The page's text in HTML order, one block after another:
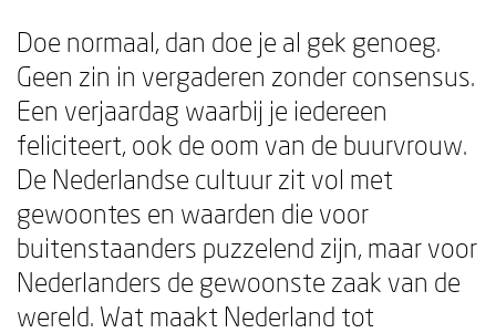
Doe normaal, dan doe je al gek genoeg.
Geen zin in vergaderen zonder consensus.
Een verjaardag waarbij je iedereen
feliciteert, ook de oom van de buurvrouw.
De Nederlandse cultuur zit vol met
gewoontes en waarden die voor
buitenstaanders puzzelend zijn, maar voor
Nederlanders de gewoonste zaak van de
wereld. Wat maakt Nederland tot